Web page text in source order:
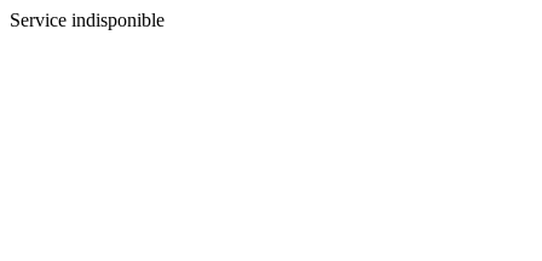
Service indisponible